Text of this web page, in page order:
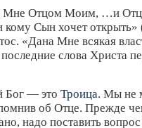
Мне Отцом Моим, …и Отца
кому Сын хочет
«Дана Мне всякая
слова Христа
Бог — это Троица. Мы не
об Отце. Прежде
надо поставить